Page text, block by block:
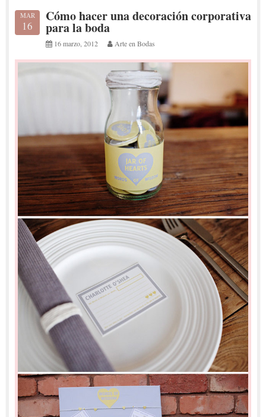
MAR
16
Cómo hacer una decoración corporativa
para la boda
16 marzo, 2012 Arte en Bodas